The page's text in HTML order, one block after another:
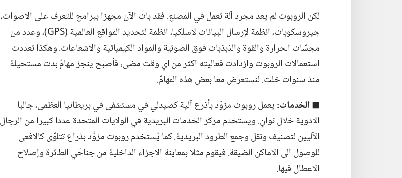
لكن الروبوت لم يعد مجرد آلة تعمل في المصنع.‏ فقد بات الآن مجهزا ببرامج للتعرف على الاصوات،‏
جيروسكوبات،‏ انظمة لإرسال البيانات لاسلكيا،‏ انظمة لتحديد المواقع العالمية (GPS)،‏ وعدد من
مجسّات الحرارة والقوة والذبذبات فوق الصوتية والمواد الكيميائية والاشعاعات.‏ وهكذا تعددت
استعمالات الروبوت وازدادت فعاليته اكثر من اي وقت مضى،‏ فأصبح ينجز مهامّ بدت مستحيلة
منذ سنوات خلت.‏ لنستعرض معا بعض هذه المهامّ.‏
◼الخدمات:‏يعمل روبوت مزوّد بأذرع آلية كصيدلي في مستشفى في بريطانيا العظمى،‏ جالبا
الادوية خلال ثوانٍ.‏ ويستخدم مركز الخدمات البريدية في الولايات المتحدة عددا كبيرا من الرجال
الآليين لتصنيف ونقل وجمع الطرود البريدية.‏ كما يُستخدم روبوت مزوَّد بذراع تتلوّى كالافعى
للوصول الى الاماكن الضيقة.‏ فيقوم مثلا بمعاينة الاجزاء الداخلية من جناحَي الطائرة وإصلاح
الاعطال فيها.‏